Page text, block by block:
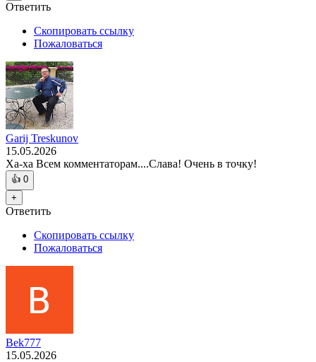
Ответить
Скопировать ссылку
Пожаловаться
Garij Treskunov
15.05.2026
Ха-ха Всем комментаторам....Слава! Очень в точку!
👍 0
+
Ответить
Скопировать ссылку
Пожаловаться
Bek777
15.05.2026